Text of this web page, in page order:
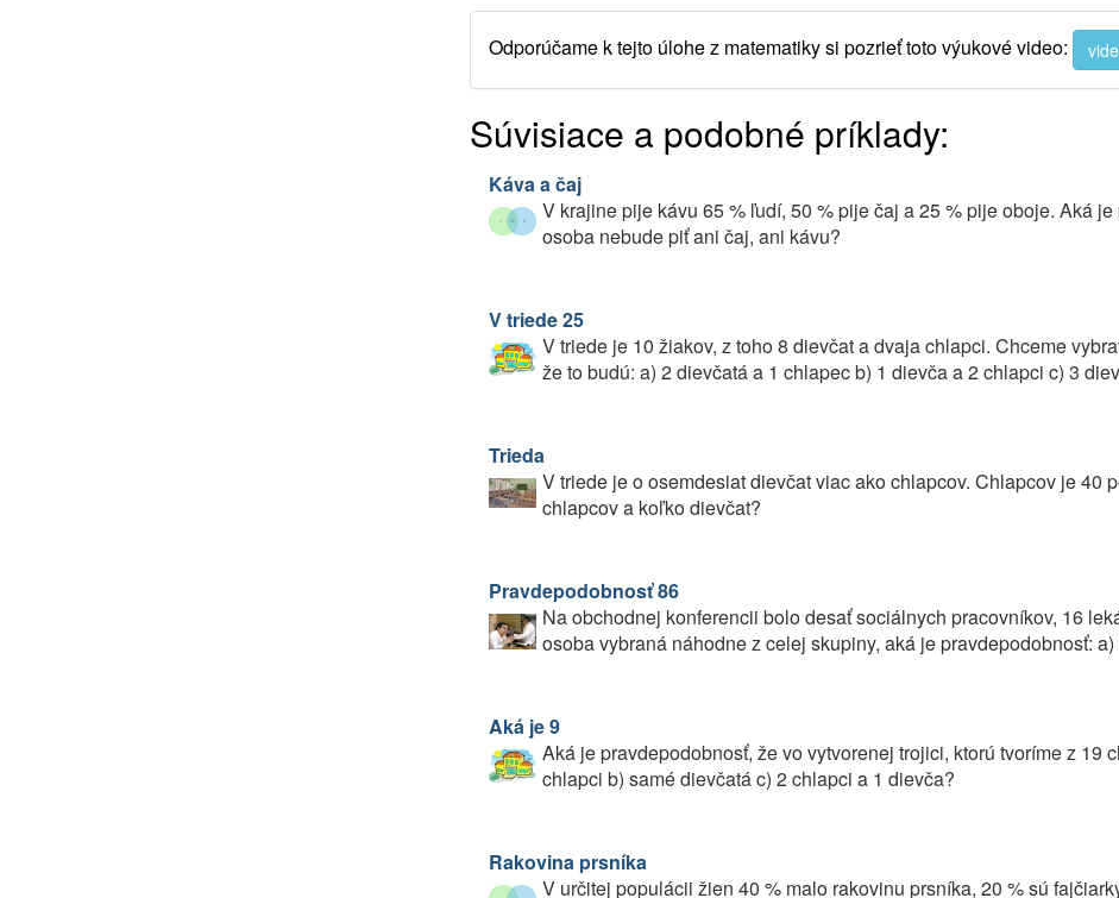
Odporúčame k tejto úlohe z matematiky si pozrieť toto výukové video:
Súvisiace a podobné príklady:
Káva a čaj
V krajine pije kávu 65 % ľudí, 50 % pije čaj a 25 % pije oboje. Aká
osoba nebude piť ani čaj, ani kávu?
V triede 25
V triede je 10 žiakov, z toho 8 dievčat a dvaja chlapci. Chceme
že to budú: a) 2 dievčatá a 1 chlapec b) 1 dievča a 2 chlapci c) 3
Trieda
V triede je o osemdesiat dievčat viac ako chlapcov. Chlapcov je 40
chlapcov a koľko dievčat?
Pravdepodobnosť 86
Na obchodnej konferencii bolo desať sociálnych pracovníkov, 16
osoba vybraná náhodne z celej skupiny, aká je pravdepodobnosť:
Aká je 9
Aká je pravdepodobnosť, že vo vytvorenej trojici, ktorú tvoríme z 19
chlapci b) samé dievčatá c) 2 chlapci a 1 dievča?
Rakovina prsníka
V určitej populácii žien 40 % malo rakovinu prsníka, 20 % sú